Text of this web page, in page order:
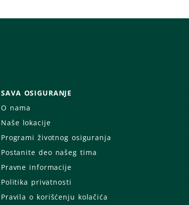
SAVA OSIGURANJE
O nama
Naše lokacije
Programi životnog osiguranja
Postanite deo našeg tima
Pravne informacije
Politika privatnosti
Pravila o korišćenju kolačića